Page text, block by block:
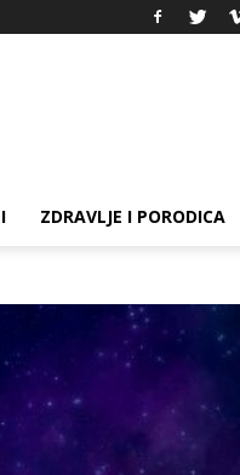
ZDRAVLJE I PORODICA